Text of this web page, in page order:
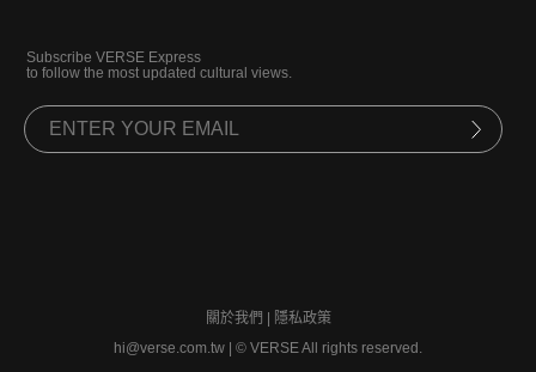
Subscribe VERSE Express
to follow the most updated cultural views.
關於我們
隱私政策
hi@verse.com.tw
© VERSE All rights reserved.